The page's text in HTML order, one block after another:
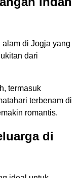
alam di Jogja yang
dari
termasuk
terbenam di
romantis.
di